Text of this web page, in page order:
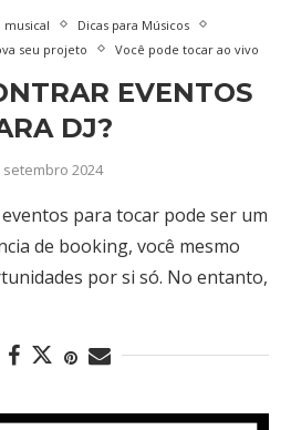
musical
Dicas para Músicos
seu projeto Você pode tocar ao vivo
EVENTOS
DJ?
setembro 2024
para tocar pode ser um
de booking, você mesmo
por si só. No entanto,